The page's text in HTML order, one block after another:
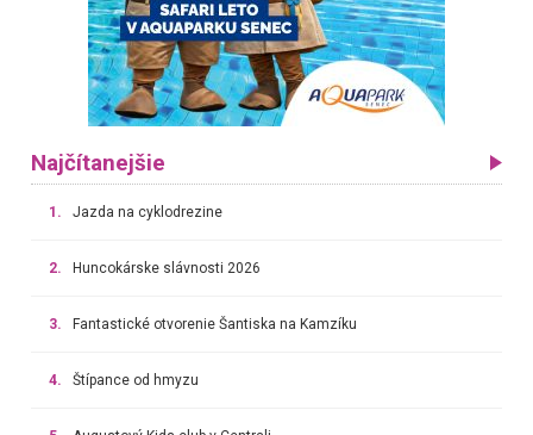
Najčítanejšie
1. Jazda na cyklodrezine
2. Huncokárske slávnosti 2026
3. Fantastické otvorenie Šantiska na Kamzíku
4. Štípance od hmyzu